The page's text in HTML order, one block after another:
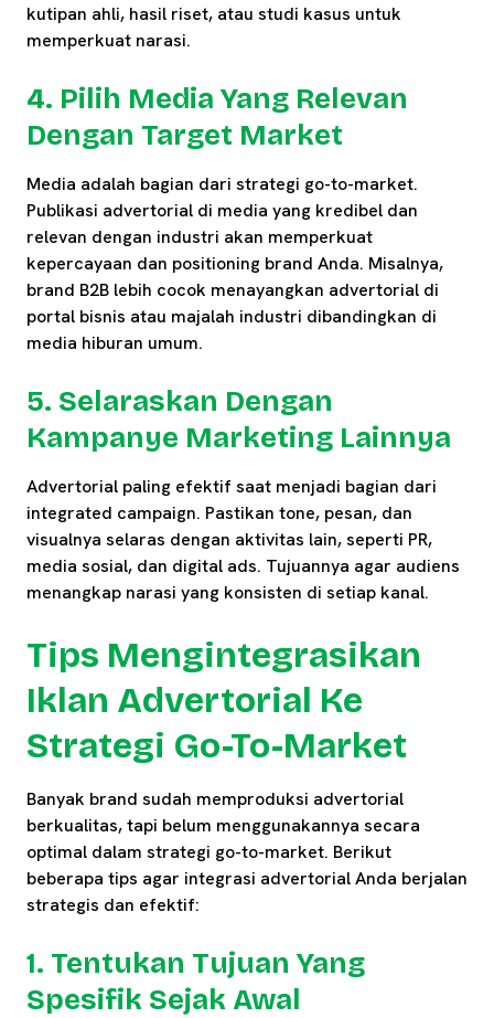
kutipan ahli, hasil riset, atau studi kasus untuk
memperkuat narasi.
4. Pilih Media Yang Relevan
Dengan Target Market
Media adalah bagian dari strategi go-to-market.
Publikasi advertorial di media yang kredibel dan
relevan dengan industri akan memperkuat
kepercayaan dan positioning brand Anda. Misalnya,
brand B2B lebih cocok menayangkan advertorial di
portal bisnis atau majalah industri dibandingkan di
media hiburan umum.
5. Selaraskan Dengan
Kampanye Marketing Lainnya
Advertorial paling efektif saat menjadi bagian dari
integrated campaign. Pastikan tone, pesan, dan
visualnya selaras dengan aktivitas lain, seperti PR,
media sosial, dan digital ads. Tujuannya agar audiens
menangkap narasi yang konsisten di setiap kanal.
Tips Mengintegrasikan
Iklan Advertorial Ke
Strategi Go-To-Market
Banyak brand sudah memproduksi advertorial
berkualitas, tapi belum menggunakannya secara
optimal dalam strategi go-to-market. Berikut
beberapa tips agar integrasi advertorial Anda berjalan
strategis dan efektif:
1. Tentukan Tujuan Yang
Spesifik Sejak Awal